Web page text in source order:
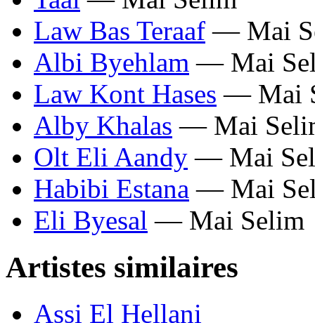
Law Bas Teraaf — Mai
Albi Byehlam — Mai
Law Kont Hases — Mai
Alby Khalas — Mai
Olt Eli Aandy — Mai
Habibi Estana — Mai
Eli Byesal — Mai Selim
Artistes similaires
Assi El Hellani